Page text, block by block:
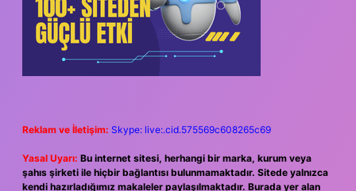
Reklam ve İletişim: Skype: live:.cid.575569c608265c69
Yasal Uyarı: Bu internet sitesi, herhangi bir marka, kurum veya
şahıs şirketi ile hiçbir bağlantısı bulunmamaktadır. Sitede yalnızca
kendi hazırladığımız makaleler paylaşılmaktadır. Burada yer alan